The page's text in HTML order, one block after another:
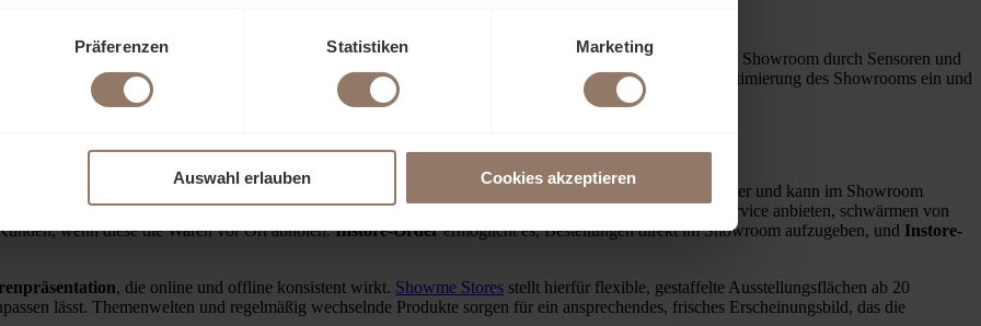
Präferenzen Statistiken Marketing
Auswahl erlauben Cookies akzeptieren
Ort
spielt In-Store-Analytics eine entscheidende Rolle. Händler können das Kundenverhalten im Showroom durch Sensoren und
und Bedürfnisse der Besucher gewonnen werden. Diese Daten fließen stetig in die Planung und Optimierung des Showrooms ein und
im Omnichannel
nahtloses Erlebnis zwischen Online- und Offline-Kanälen zu bieten. Click & Collect
wird immer beliebter und kann im Showroom
im Showroom abholen – flexibel, mit Zahlung im Webshop oder vor Ort. Händler, die einen solchen Service anbieten, schwärmen von
wenn diese die Waren vor Ort abholen.Instore-Orderermöglicht es, Bestellungen direkt im Showroom aufzugeben, und Instore-
, die online und offline konsistent wirkt. Showme Stores stellt hierfür flexible, gestaffelte Ausstellungsflächen ab 20
lässt. Themenwelten und regelmäßig wechselnde Produkte sorgen für ein ansprechendes, frisches Erscheinungsbild, das die